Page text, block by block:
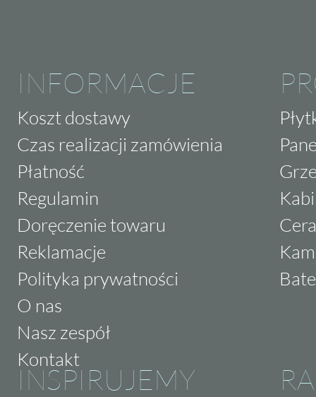
INFORMACJE
Koszt dostawy
Czas realizacji zamówienia
Płatność
Regulamin
Doręczenie towaru
Reklamacje
Polityka prywatności
O nas
Nasz zespół
Kontakt
INSPIRUJEMY